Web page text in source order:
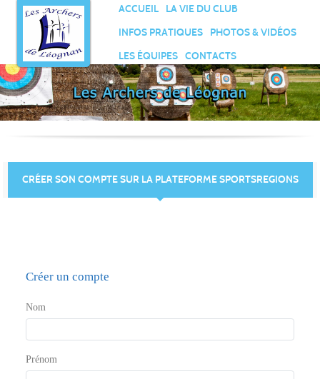
ACCUEIL
LA VIE DU CLUB
INFOS PRATIQUES
PHOTOS & VIDÉOS
LES ÉQUIPES
CONTACTS
CRÉER SON COMPTE SUR LA PLATEFORME SPORTSREGIONS
Créer un compte
Nom
Prénom
Panneau de gestion des cookies